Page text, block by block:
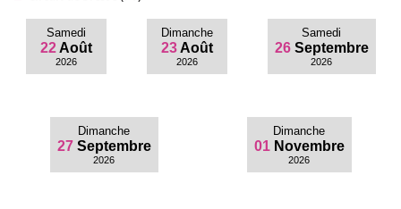
Samedi
22 Août
2026
Dimanche
23 Août
2026
Samedi
26 Septembre
2026
Dimanche
27 Septembre
2026
Dimanche
01 Novembre
2026